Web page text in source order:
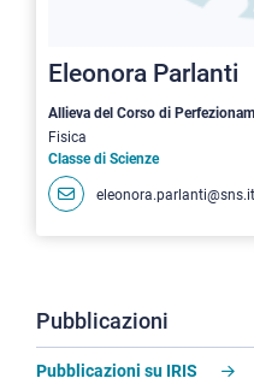
Eleonora Parlanti
Allieva del Corso di
Fisica
Classe di Scienze
eleonora.parlanti@sns.it
Pubblicazioni
Pubblicazioni su IRIS